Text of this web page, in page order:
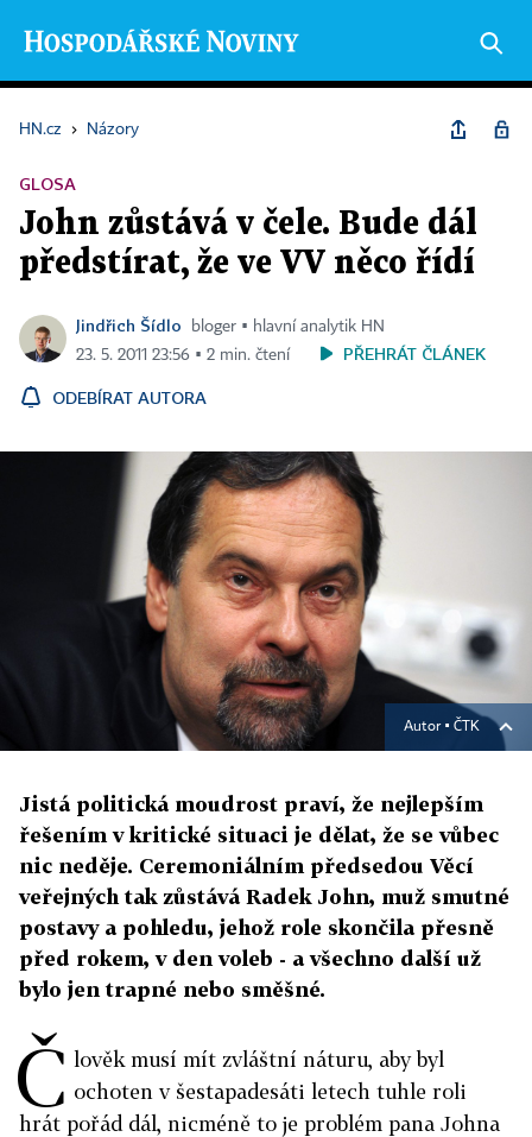
HN.cz › Názory
GLOSA
John zůstává v čele. Bude dál
předstírat, že ve VV něco řídí
Jindřich Šídlo
bloger ▪ hlavní analytik HN
23. 5. 2011 23:56 ▪ 2 min. čtení
PŘEHRÁT ČLÁNEK
ODEBÍRAT AUTORA
Autor ▪ ČTK
Jistá politická moudrost praví, že nejlepším
řešením v kritické situaci je dělat, že se vůbec
nic neděje. Ceremoniálním předsedou Věcí
veřejných tak zůstává Radek John, muž smutné
postavy a pohledu, jehož role skončila přesně
před rokem, v den voleb - a všechno další už
bylo jen trapné nebo směšné.
Č lověk musí mít zvláštní náturu, aby byl
ochoten v šestapadesáti letech tuhle roli
hrát pořád dál, nicméně to je problém pana Johna